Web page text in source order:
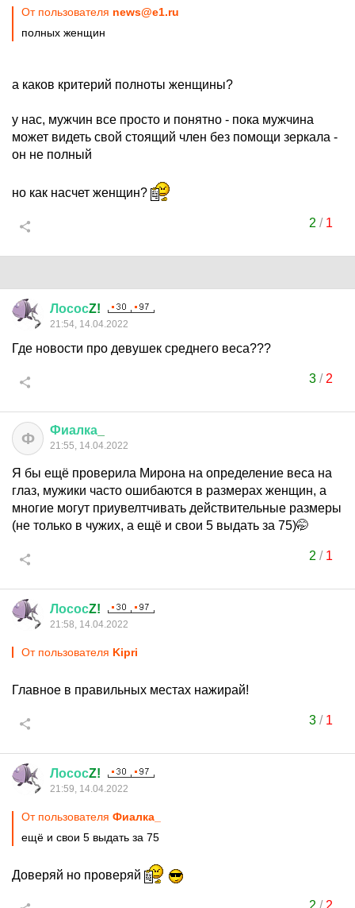
От пользователя news@e1.ru
полных женщин
а каков критерий полноты женщины?
у нас, мужчин все просто и понятно - пока мужчина
может видеть свой стоящий член без помощи зеркала -
он не полный
но как насчет женщин?
2 / 1
ЛососZ!
21:54, 14.04.2022
Где новости про девушек среднего веса???
3/ 2
Ф Фиалка
21:55, 14.04.2022
Я бы ещё проверила Мирона на определение веса на
глаз, мужики часто ошибаются в размерах женщин, а
многие могут приувелтчивать действительные размеры
(не только в чужих, а ещё и свои 5 выдать за 75)🤭
2 / 1
ЛососZ!
21:58, 14.04.2022
От пользователя Kipri
Главное в правильных местах нажирай!
3/ 1
ЛососZ!
21:59, 14.04.2022
От пользователя Фиалка_
ещё и свои 5 выдать за 75
Доверяй но проверяй
2 / 2